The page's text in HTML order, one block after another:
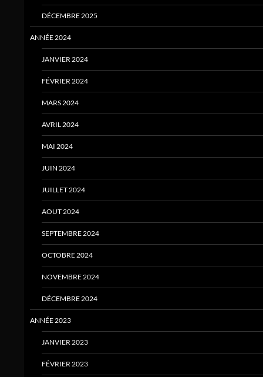
DÉCEMBRE 2025
ANNÉE 2024
JANVIER 2024
FÉVRIER 2024
MARS 2024
AVRIL 2024
MAI 2024
JUIN 2024
JUILLET 2024
AOUT 2024
SEPTEMBRE 2024
OCTOBRE 2024
NOVEMBRE 2024
DÉCEMBRE 2024
ANNÉE 2023
JANVIER 2023
FÉVRIER 2023